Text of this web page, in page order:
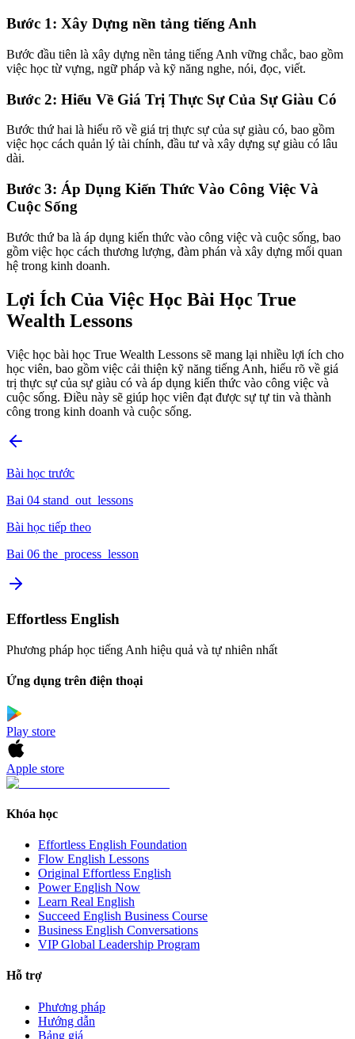
Bước 1: Xây Dựng nền tảng tiếng Anh
Bước đầu tiên là xây dựng nền tảng tiếng Anh vững chắc, bao gồm
việc học từ vựng, ngữ pháp và kỹ năng nghe, nói, đọc, viết.
Bước 2: Hiểu Về Giá Trị Thực Sự Của Sự Giàu Có
Bước thứ hai là hiểu rõ về giá trị thực sự của sự giàu có, bao gồm
việc học cách quản lý tài chính, đầu tư và xây dựng sự giàu có lâu
dài.
Bước 3: Áp Dụng Kiến Thức Vào Công Việc Và
Cuộc Sống
Bước thứ ba là áp dụng kiến thức vào công việc và cuộc sống, bao
gồm việc học cách thương lượng, đàm phán và xây dựng mối quan
hệ trong kinh doanh.
Lợi Ích Của Việc Học Bài Học True
Wealth Lessons
Việc học bài học True Wealth Lessons sẽ mang lại nhiều lợi ích cho
học viên, bao gồm việc cải thiện kỹ năng tiếng Anh, hiểu rõ về giá
trị thực sự của sự giàu có và áp dụng kiến thức vào công việc và
cuộc sống. Điều này sẽ giúp học viên đạt được sự tự tin và thành
công trong kinh doanh và cuộc sống.
Bài học trước
Bai 04 stand_out_lessons
Bài học tiếp theo
Bai 06 the_process_lesson
Effortless English
Phương pháp học tiếng Anh hiệu quả và tự nhiên nhất
Ứng dụng trên điện thoại
Play store
Apple store
Khóa học
Effortless English Foundation
Flow English Lessons
Original Effortless English
Power English Now
Learn Real English
Succeed English Business Course
Business English Conversations
VIP Global Leadership Program
Hỗ trợ
Phương pháp
Hướng dẫn
Bảng giá